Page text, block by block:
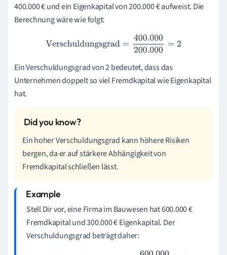
400.000 € und ein Eigenkapital von 200.000 € aufweist. Die
Berechnung wäre wie folgt:
Verschuldungsgrad=400.000200.000=2
Ein Verschuldungsgrad von 2 bedeutet, dass das
Unternehmen doppelt so viel Fremdkapital wie Eigenkapital
hat.
Ein hoher Verschuldungsgrad kann höhere Risiken
bergen, da er auf stärkere Abhängigkeit von
Fremdkapital schließen lässt.
Stell Dir vor, eine Firma im Bauwesen hat 600.000 €
Fremdkapital und 300.000 € Eigenkapital. Der
Verschuldungsgrad beträgt daher: